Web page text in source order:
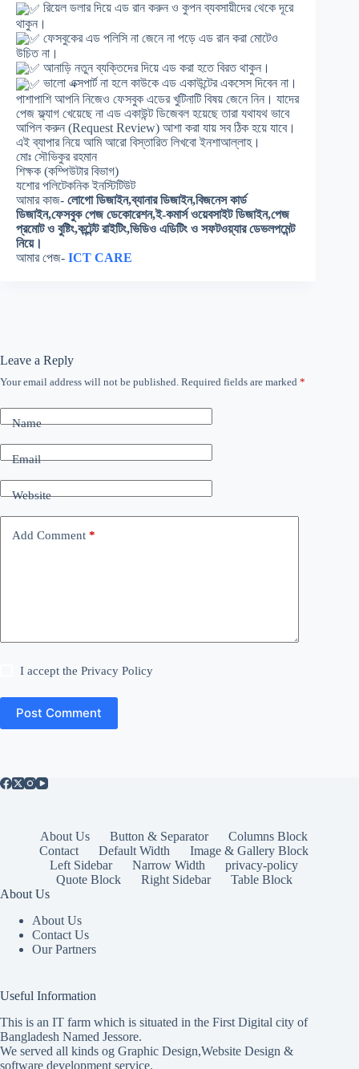
রিয়েল ডলার দিয়ে এড রান করুন ও কুপন ব্যবসায়ীদের থেকে দূরে
থাকুন।
ফেসবুকের এড পলিসি না জেনে না পড়ে এড রান করা মোটেও
উচিত না।
আনাড়ি নতুন ব্যক্তিদের দিয়ে এড করা হতে বিরত থাকুন।
ভালো এক্সপার্ট না হলে কাউকে এড একাউন্টের একসেস দিবেন না।
পাশাপাশি আপনি নিজেও ফেসবুক এডের খুটিনাটি বিষয় জেনে নিন। যাদের
পেজ ফ্ল্যাগ খেয়েছে না এড একাউন্ট ডিজেবল হয়েছে তারা যথাযথ ভাবে
আপিল করুন (Request Review) আশা করা যায় সব ঠিক হয়ে যাবে।
এই ব্যাপার নিয়ে আমি আরো বিস্তারিত লিখবো ইনশাআল্লাহ।
মোঃ সৌভিকুর রহমান
শিক্ষক (কম্পিউটার বিভাগ)
যশোর পলিটেকনিক ইনস্টিটিউট
আমার কাজ- লোগো ডিজাইন,ব্যানার ডিজাইন,বিজনেস কার্ড
ডিজাইন,ফেসবুক পেজ ডেকোরেশন,ই-কমার্স ওয়েবসাইট ডিজাইন,পেজ
প্রমোট ও বুষ্টিং,কন্টেন্ট রাইটিং,ভিডিও এডিটিং ও সফটওয়্যার ডেভলপমেন্ট
নিয়ে।
আমার পেজ- ICT CARE
Leave a Reply
Your email address will not be published. Required fields are marked *
Name
Email
Website
Add Comment *
I accept thePrivacy Policy
Post Comment
About Us Button & Separator
Columns Block
Contact
Default Width
Image & Gallery Block
Left Sidebar
Narrow Width
privacy-policy
Quote Block
Right Sidebar
Table Block
About Us
About Us
Contact Us
Our Partners
Useful Information
This is an IT farm which is situated in the First Digital city of
Bangladesh Named Jessore.
We served all kinds og Graphic Design,Website Design &
software development service.